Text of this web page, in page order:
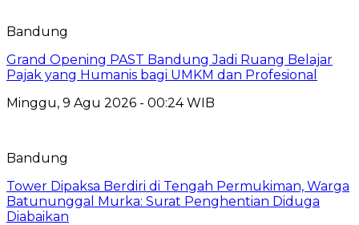
Bandung
Grand Opening PAST Bandung Jadi Ruang Belajar
Pajak yang Humanis bagi UMKM dan Profesional
Minggu, 9 Agu 2026 - 00:24 WIB
Bandung
Tower Dipaksa Berdiri di Tengah Permukiman, Warga
Batununggal Murka: Surat Penghentian Diduga
Diabaikan